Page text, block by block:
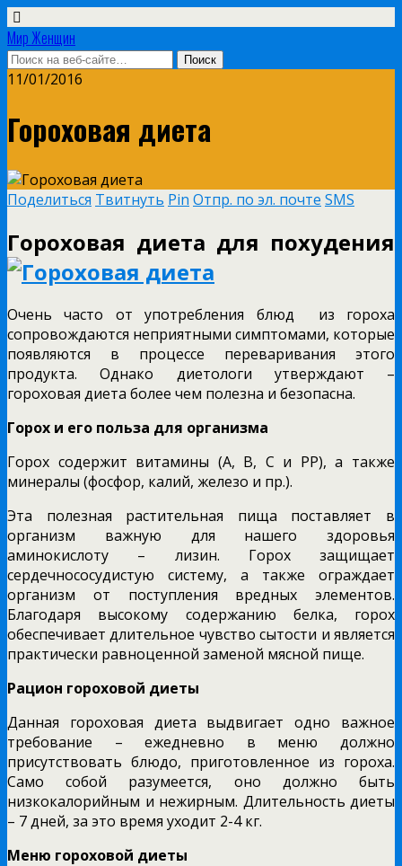
Мир Женщин
11/01/2016
Гороховая диета
Поделиться Твитнуть Pin Отпр. по эл. почте SMS
Гороховая диета для похудения
Очень часто от употребления блюд из гороха
сопровождаются неприятными симптомами, которые
появляются в процессе переваривания этого
продукта. Однако диетологи утверждают –
гороховая диета более чем полезна и безопасна.
Горох и его польза для организма
Горох содержит витамины (А, В, С и РР), а также
минералы (фосфор, калий, железо и пр.).
Эта полезная растительная пища поставляет в
организм важную для нашего здоровья
аминокислоту – лизин. Горох защищает
сердечнососудистую систему, а также ограждает
организм от поступления вредных элементов.
Благодаря высокому содержанию белка, горох
обеспечивает длительное чувство сытости и является
практически равноценной заменой мясной пище.
Рацион гороховой диеты
Данная гороховая диета выдвигает одно важное
требование – ежедневно в меню должно
присутствовать блюдо, приготовленное из гороха.
Само собой разумеется, оно должно быть
низкокалорийным и нежирным. Длительность диеты
– 7 дней, за это время уходит 2-4 кг.
Меню гороховой диеты